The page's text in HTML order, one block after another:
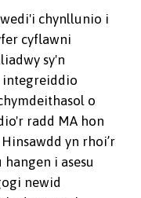
chynllunio i
cyflawni
sy'n
integreiddio
o
radd MA hon
yn rhoi’r
i asesu
newid